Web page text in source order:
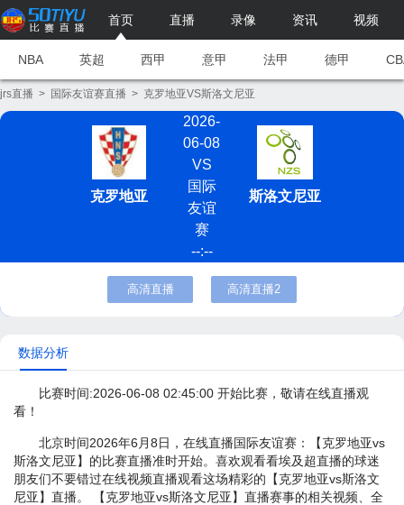
首页 直播 录像 资讯 视频
NBA 英超 西甲 意甲 法甲 德甲
jrs直播 > 国际友谊赛直播 > 克罗地亚VS斯洛文尼亚
克罗地亚
2026-
06-08
VS
国际
友谊
赛
--:--
斯洛文尼亚
高清直播 高清直播2
数据分析
比赛时间:2026-06-08 02:45:00 开始比赛，敬请在线直播观
看！
北京时间2026年6月8日，在线直播国际友谊赛：【克罗地亚vs
斯洛文尼亚】的比赛直播准时开始。喜欢观看看埃及超直播的球迷
朋友们不要错过在线视频直播观看这场精彩的【克罗地亚vs斯洛文
尼亚】直播。 【克罗地亚vs斯洛文尼亚】直播赛事的相关视频、全